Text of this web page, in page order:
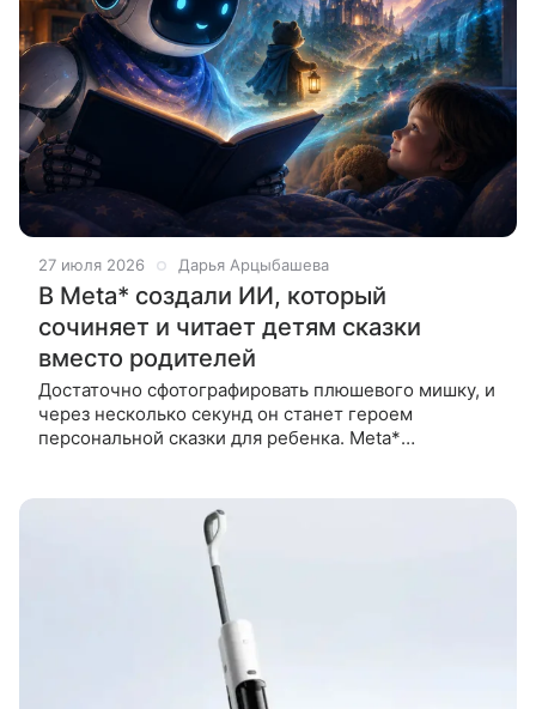
27 июля 2026 Дарья Арцыбашева
В Meta* создали ИИ, который
сочиняет и читает детям сказки
вместо родителей
Достаточно сфотографировать плюшевого мишку, и
через несколько секунд он станет героем
персональной сказки для ребенка. Meta*